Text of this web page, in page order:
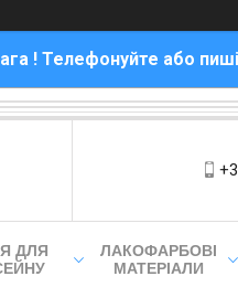
! Телефонуйте або
ДЛЯ
ЛАКОФАРБОВІ
МАТЕРІАЛИ